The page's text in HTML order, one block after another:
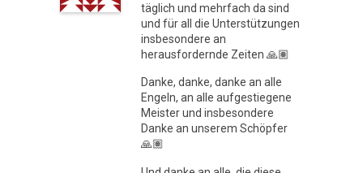
täglich und mehrfach da sind
und für all die Unterstützungen
insbesondere an
herausfordernde Zeiten 🙏🏽
Danke, danke, danke an alle
Engeln, an alle aufgestiegene
Meister und insbesondere
Danke an unserem Schöpfer
🙏🏽